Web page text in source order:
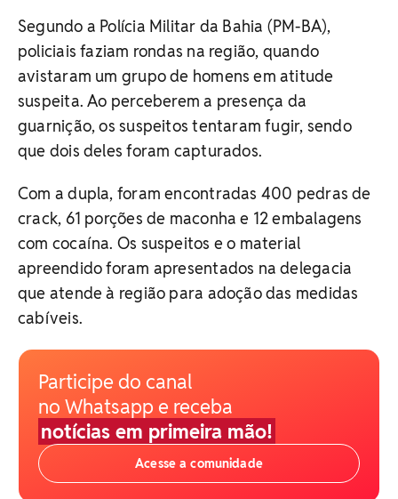
Segundo a Polícia Militar da Bahia (PM-BA),
policiais faziam rondas na região, quando
avistaram um grupo de homens em atitude
suspeita. Ao perceberem a presença da
guarnição, os suspeitos tentaram fugir, sendo
que dois deles foram capturados.
Com a dupla, foram encontradas 400 pedras de
crack, 61 porções de maconha e 12 embalagens
com cocaína. Os suspeitos e o material
apreendido foram apresentados na delegacia
que atende à região para adoção das medidas
cabíveis.
Participe do canal
no Whatsapp e receba
notícias em primeira mão!
Acesse a comunidade